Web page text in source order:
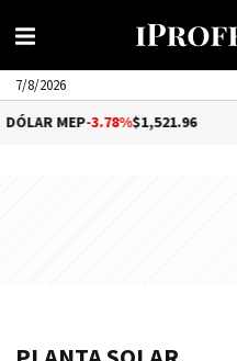
7/8/2026
MEP-3.78%$1,521.96